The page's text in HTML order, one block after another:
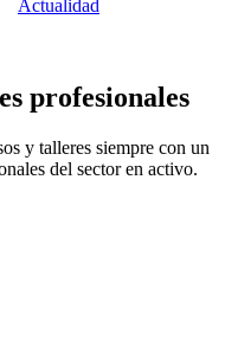
Actualidad
profesionales
y talleres siempre con un
del sector en activo.